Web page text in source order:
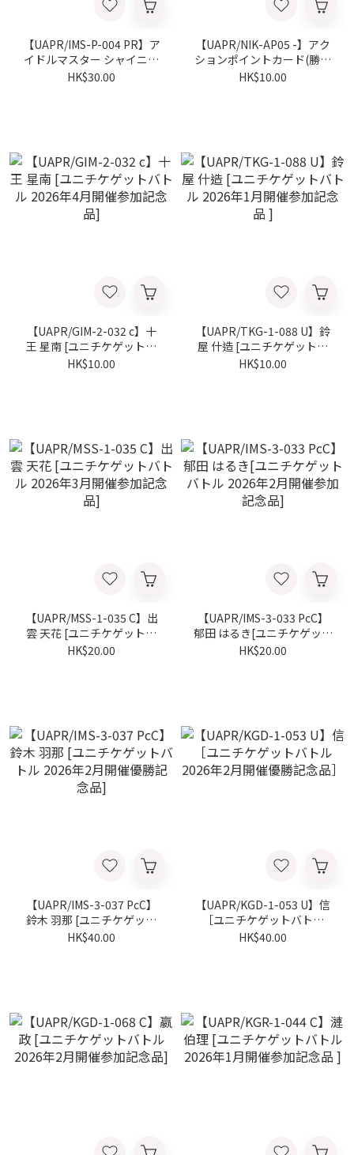
【UAPR/IMS-P-004 PR】ア
イドルマスター シャイニー
カラーズ [交流会2月開催 参
HK$30.00
【UAPR/NIK-AP05 -】アク
ションポイントカード(勝利
の女神：NIKKE) [ユニチケ
HK$10.00
【UAPR/GIM-2-032 c】十
王 星南 [ユニチケゲットバ
トル 2026年4月開催参加記
HK$10.00
【UAPR/TKG-1-088 U】鈴
屋 什造 [ユニチケゲットバ
トル 2026年1月開催参加記
HK$10.00
【UAPR/MSS-1-035 C】出
雲 天花 [ユニチケゲットバ
トル 2026年3月開催参加記
HK$20.00
【UAPR/IMS-3-033 PcC】
郁田 はるき[ユニチケゲット
バトル 2026年2月開催参加
HK$20.00
【UAPR/IMS-3-037 PcC】
鈴木 羽那 [ユニチケゲット
バトル 2026年2月開催優勝
HK$40.00
【UAPR/KGD-1-053 U】信
［ユニチケゲットバトル
2026年2月開催優勝記念
HK$40.00